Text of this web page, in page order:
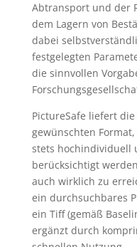
Abtransport und der
dem Lagern von
dabei
festgelegten
die sinnvollen
PictureSafe liefert
gewünschten
stets hochindividuell
berücksichtigt
auch wirklich zu
ein durchsuchbares
ein Tiff (gemäß
ergänzt durch